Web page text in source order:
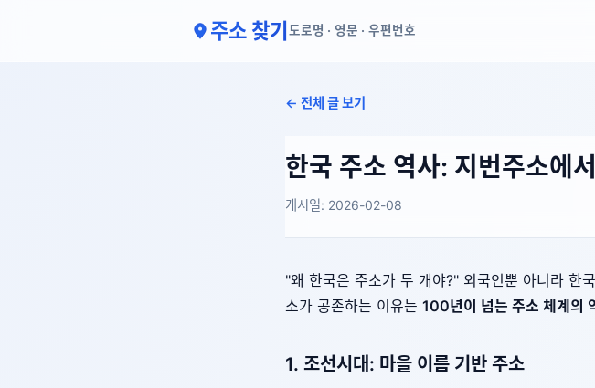
주소 찾기 도로명 · 영문 · 우편번호
← 전체 글 보기
한국 주소 역사: 지번주소에
게시일: 2026-02-08
"왜 한국은 주소가 두 개야?" 외국인뿐 아니라 한
소가 공존하는 이유는 100년이 넘는 주소 체계의
1. 조선시대: 마을 이름 기반 주소